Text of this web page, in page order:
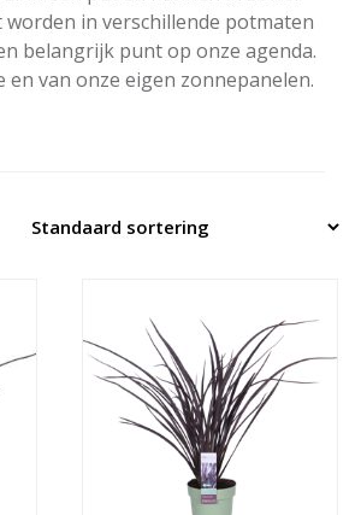
in verschillende potmaten
belangrijk punt op onze agenda.
van onze eigen zonnepanelen.